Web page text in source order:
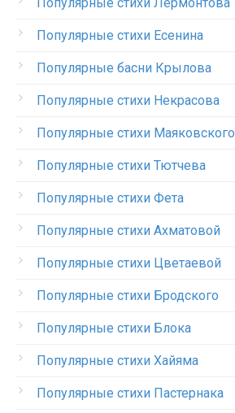
Популярные стихи Есенина
Популярные басни Крылова
Популярные стихи Некрасова
Популярные стихи Маяковского
Популярные стихи Тютчева
Популярные стихи Фета
Популярные стихи Ахматовой
Популярные стихи Цветаевой
Популярные стихи Бродского
Популярные стихи Блока
Популярные стихи Хайяма
Популярные стихи Пастернака